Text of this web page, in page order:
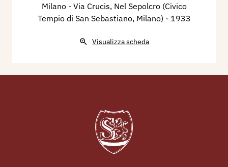
Milano - Via Crucis, ​Nel Sepolcro (Civico
Tempio di San Sebastiano, Milano) - 1933
Visualizza scheda